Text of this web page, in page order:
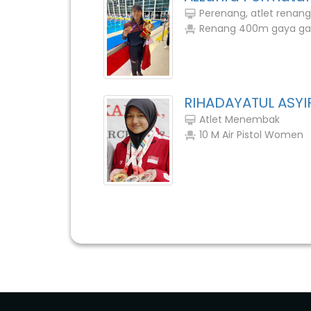
card_membership Perenang, atlet renang
event_seat Renang 400m gaya
RIHADAYATUL
card_membership Atlet Menembak
event_seat 10 M Air Pistol Women